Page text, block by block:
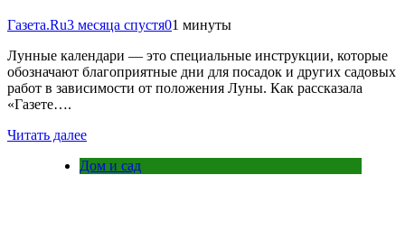
Газета.Ru3 месяца спустя01 минуты
Лунные календари — это специальные инструкции, которые
обозначают благоприятные дни для посадок и других садовых
работ в зависимости от положения Луны. Как рассказала
«Газете….
Читать далее
Дом и сад